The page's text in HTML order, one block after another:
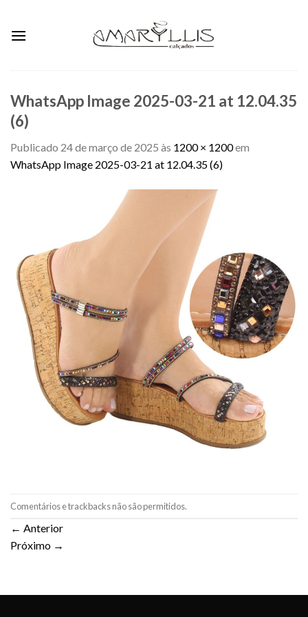
content
WhatsApp Image 2025-03-21 at 12.04.35
(6)
Publicado 24 de março de 2025 às 1200 × 1200em
WhatsApp Image 2025-03-21 at 12.04.35 (6)
Comentários e trackbacks não são permitidos.
← Anterior
Próximo →